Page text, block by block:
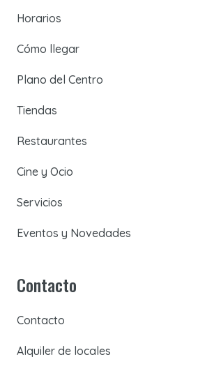
Horarios
Cómo llegar
Plano del Centro
Tiendas
Restaurantes
Cine y Ocio
Servicios
Eventos y Novedades
Contacto
Contacto
Alquiler de locales